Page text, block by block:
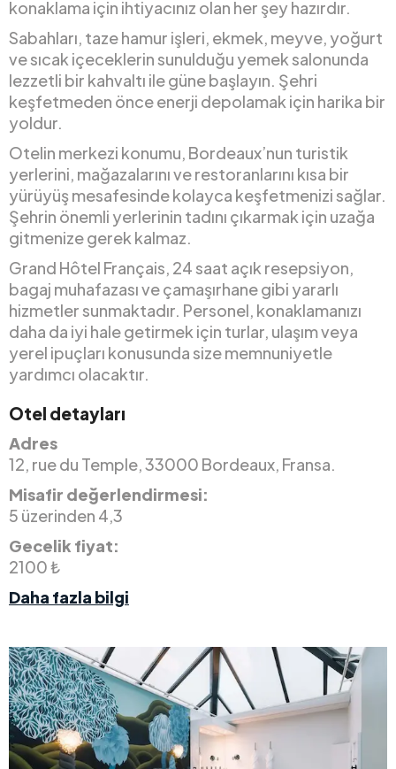
konaklama için ihtiyacınız olan her şey hazırdır.
Sabahları, taze hamur işleri, ekmek, meyve, yoğurt
ve sıcak içeceklerin sunulduğu yemek salonunda
lezzetli bir kahvaltı ile güne başlayın. Şehri
keşfetmeden önce enerji depolamak için harika bir
yoldur.
Otelin merkezi konumu, Bordeaux’nun turistik
yerlerini, mağazalarını ve restoranlarını kısa bir
yürüyüş mesafesinde kolayca keşfetmenizi sağlar.
Şehrin önemli yerlerinin tadını çıkarmak için uzağa
gitmenize gerek kalmaz.
Grand Hôtel Français, 24 saat açık resepsiyon,
bagaj muhafazası ve çamaşırhane gibi yararlı
hizmetler sunmaktadır. Personel, konaklamanızı
daha da iyi hale getirmek için turlar, ulaşım veya
yerel ipuçları konusunda size memnuniyetle
yardımcı olacaktır.
Otel detayları
Adres
12, rue du Temple, 33000 Bordeaux, Fransa.
Misafir değerlendirmesi:
5 üzerinden 4,3
Gecelik fiyat:
2100 ₺
Daha fazla bilgi